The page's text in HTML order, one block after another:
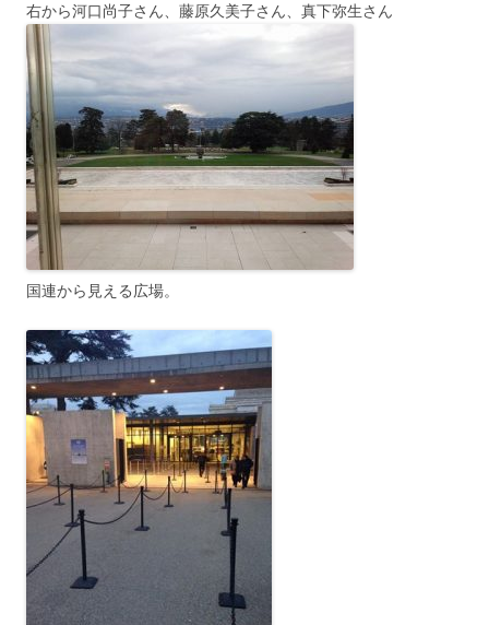
右から河口尚子さん、藤原久美子さん、真下弥生さん
国連から見える広場。